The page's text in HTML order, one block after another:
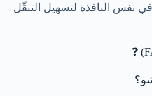
نفس النافذة لتسهيل التنقّل